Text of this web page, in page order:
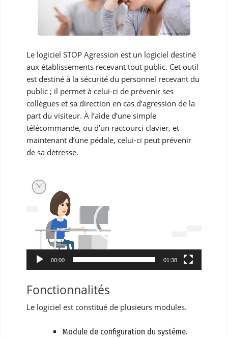
Le logiciel STOP Agression est un logiciel destiné
aux établissements recevant tout public. Cet outil
est destiné à la sécurité du personnel recevant du
public ; il permet à celui-ci de prévenir ses
collègues et sa direction en cas d’agression de la
part du visiteur. À l’aide d’une simple
télécommande, ou d’un raccourci clavier, et
maintenant d’une pédale, celui-ci peut prévenir
de sa détresse.
vidéo
00:00 01:38
Fonctionnalités
Le logiciel est constitué de plusieurs modules.
Module de configuration du système.